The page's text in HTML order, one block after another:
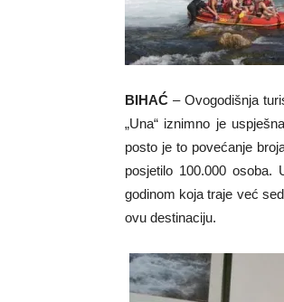
BIHAĆ – Ovogodišnja
„Una“ iznimno je
posto je to povećanje
posjetilo 100.000 osoba.
godinom koja traje već
ovu destinaciju.